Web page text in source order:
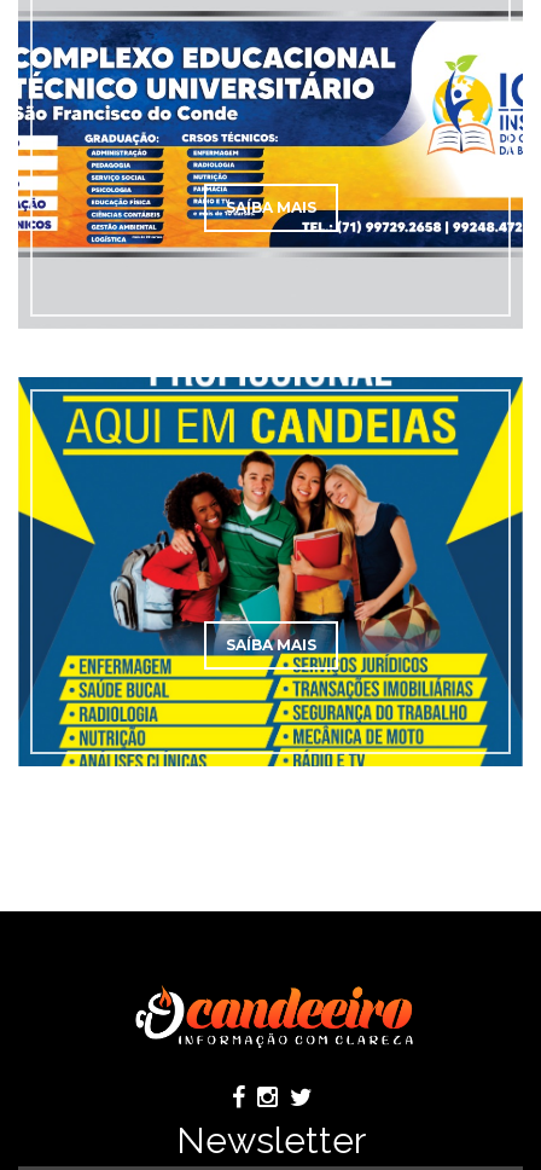
SAÍBA MAIS
SAÍBA MAIS
Newsletter